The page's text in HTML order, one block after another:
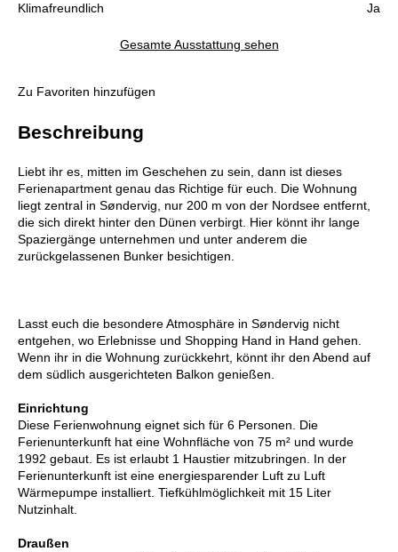
Klimafreundlich
Ja
Gesamte Ausstattung sehen
Zu Favoriten hinzufügen
Beschreibung
Liebt ihr es, mitten im Geschehen zu sein, dann ist dieses
Ferienapartment genau das Richtige für euch. Die Wohnung
liegt zentral in Søndervig, nur 200 m von der Nordsee entfernt,
die sich direkt hinter den Dünen verbirgt. Hier könnt ihr lange
Spaziergänge unternehmen und unter anderem die
zurückgelassenen Bunker besichtigen.
Lasst euch die besondere Atmosphäre in Søndervig nicht
entgehen, wo Erlebnisse und Shopping Hand in Hand gehen.
Wenn ihr in die Wohnung zurückkehrt, könnt ihr den Abend auf
dem südlich ausgerichteten Balkon genießen.
Einrichtung
Diese Ferienwohnung eignet sich für 6 Personen. Die
Ferienunterkunft hat eine Wohnfläche von 75 m² und wurde
1992 gebaut. Es ist erlaubt 1 Haustier mitzubringen. In der
Ferienunterkunft ist eine energiesparender Luft zu Luft
Wärmepumpe installiert. Tiefkühlmöglichkeit mit 15 Liter
Nutzinhalt.
Draußen